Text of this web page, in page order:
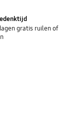
gratis ruilen of